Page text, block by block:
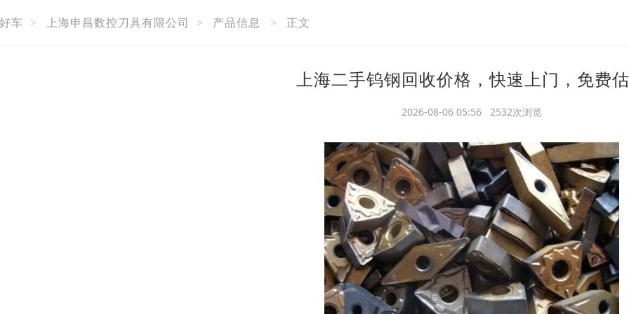
车 > 上海申昌数控刀具有限公司 > 产品信息 > 正文
上海二手钨钢回收价格，快速上门，免费
2026-08-06 05:56 2532次浏览